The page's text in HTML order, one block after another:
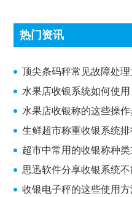
热门资讯
顶尖条码秤常见故障处理
顶尖条码秤常见故障处
水果店收银系统如何使用
水果店收银称的这些操
生鲜超市称重收银系统
超市中常用的收银称种类
思迅软件分享收银系统
收银电子秤的这些使用